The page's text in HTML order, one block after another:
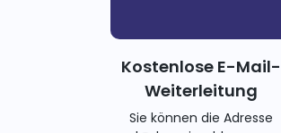
Kostenlose E-Mail-
Weiterleitung
Sie können die Adresse